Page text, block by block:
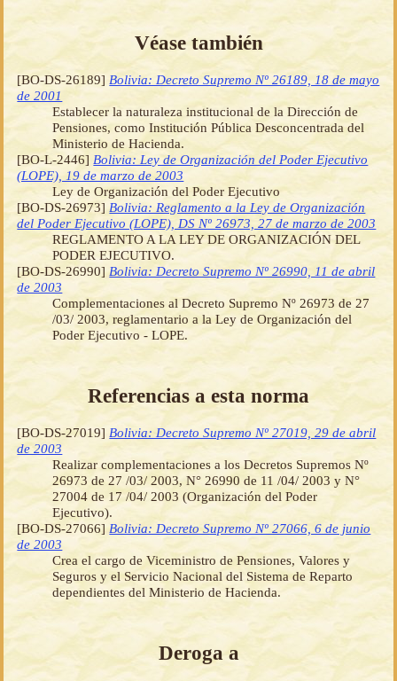
Véase también
[BO-DS-26189] Bolivia: Decreto Supremo Nº 26189, 18 de mayo
de 2001
Establecer la naturaleza institucional de la Dirección de
Pensiones, como Institución Pública Desconcentrada del
Ministerio de Hacienda.
[BO-L-2446] Bolivia: Ley de Organización del Poder Ejecutivo
(LOPE), 19 de marzo de 2003
Ley de Organización del Poder Ejecutivo
[BO-DS-26973]Bolivia: Reglamento a la Ley de Organización
del Poder Ejecutivo (LOPE), DS Nº 26973, 27 de marzo de 2003
REGLAMENTO A LA LEY DE ORGANIZACIÓN DEL
PODER EJECUTIVO.
[BO-DS-26990] Bolivia: Decreto Supremo Nº 26990, 11 de abril
de 2003
Complementaciones al Decreto Supremo Nº 26973 de 27
/03/ 2003, reglamentario a la Ley de Organización del
Poder Ejecutivo - LOPE.
Referencias a esta norma
[BO-DS-27019] Bolivia: Decreto Supremo Nº 27019, 29 de abril
de 2003
Realizar complementaciones a los Decretos Supremos Nº
26973 de 27 /03/ 2003, N° 26990 de 11 /04/ 2003 y N°
27004 de 17 /04/ 2003 (Organización del Poder
Ejecutivo).
[BO-DS-27066] Bolivia: Decreto Supremo Nº 27066, 6 de junio
de 2003
Crea el cargo de Viceministro de Pensiones, Valores y
Seguros y el Servicio Nacional del Sistema de Reparto
dependientes del Ministerio de Hacienda.
Deroga a